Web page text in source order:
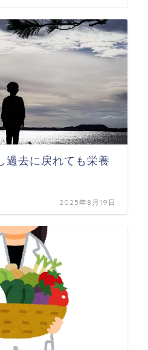
過去に戻れても栄養
2025年8月19日